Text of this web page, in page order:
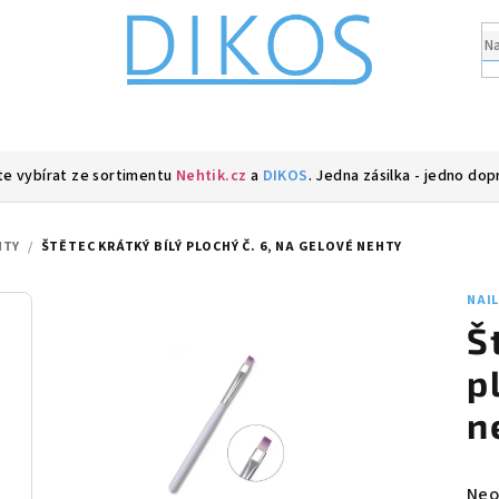
vybírat ze sortimentu Nehtik.cz a DIKOS. Jedna zásilka - jedno
/ ŠTĚTEC KRÁTKÝ BÍLÝ PLOCHÝ Č. 6, NA GELOVÉ NEHTY